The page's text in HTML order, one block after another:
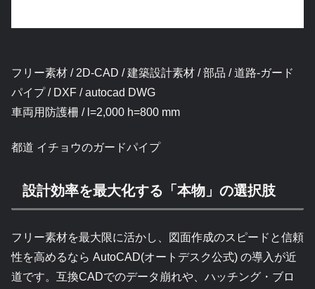
フリー素材 / 2D-CAD / 建築設計素材 / 部品 / 道路-ガード
パイプ / DXF / autocad DWG
車両用防護柵 / l=2,000 h=800 mm
都道 イチョウのガードパイプ
設計効率を最大化する「本物」の選択肢
フリー素材を最大限に活かし、図面作成のスピードと信頼
性を高めるなら AutoCAD(オートデスク公式) の導入が近
道です。互換CADでのデータ崩れや、ハッチング・ブロ